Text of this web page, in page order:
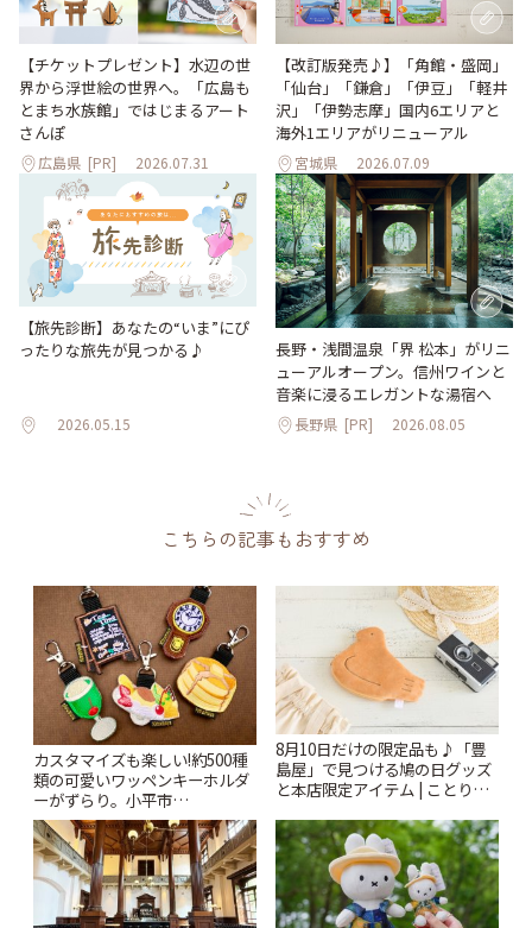
【チケットプレゼント】水辺の世
界から浮世絵の世界へ。「広島も
とまち水族館」ではじまるアート
さんぽ
広島県 [PR] 2026.07.31
【改訂版発売♪】「角館・盛岡」
「仙台」「鎌倉」「伊豆」「軽井
沢」「伊勢志摩」国内6エリアと
海外1エリアがリニューアル
宮城県 2026.07.09
【旅先診断】あなたの“いま”にぴ
ったりな旅先が見つかる♪
2026.05.15
長野・浅間温泉「界 松本」がリニ
ューアルオープン。信州ワインと
音楽に浸るエレガントな湯宿へ
長野県 [PR] 2026.08.05
こちらの記事もおすすめ
カスタマイズも楽しい!約500種
類の可愛いワッペンキーホルダ
ーがずらり。小平市
「Kimamaya T&K」 | ことりっ
ぷ
8月10日だけの限定品も♪「豊
島屋」で見つける鳩の日グッズ
と本店限定アイテム | ことりっ